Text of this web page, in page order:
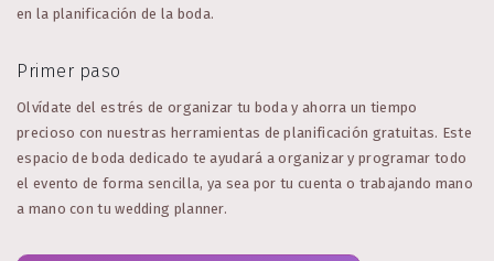
en la planificación de la boda.
Primer paso
Olvídate del estrés de organizar tu boda y ahorra un tiempo
precioso con nuestras herramientas de planificación gratuitas. Este
espacio de boda dedicado te ayudará a organizar y programar todo
el evento de forma sencilla, ya sea por tu cuenta o trabajando mano
a mano con tu wedding planner.